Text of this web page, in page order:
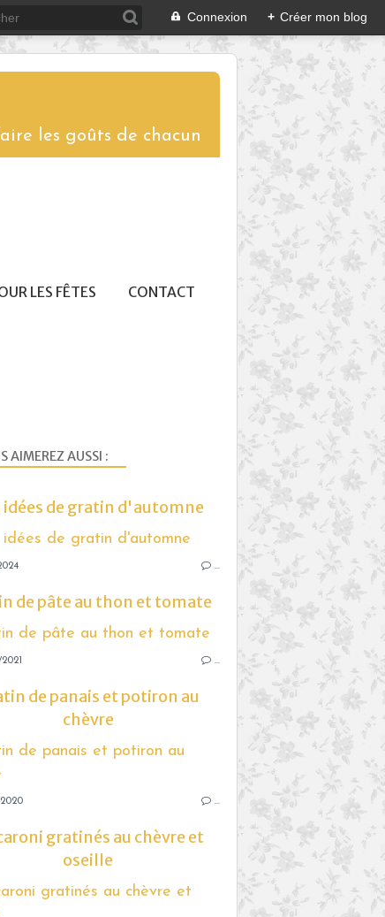
Connexion + Créer mon blog
les goûts de chacun
LES FÊTES CONTACT
AIMEREZ AUSSI :
idées de gratin d'automne
…
de pâte au thon et tomate
…
de panais et potiron au
chèvre
…
gratinés au chèvre et
oseille